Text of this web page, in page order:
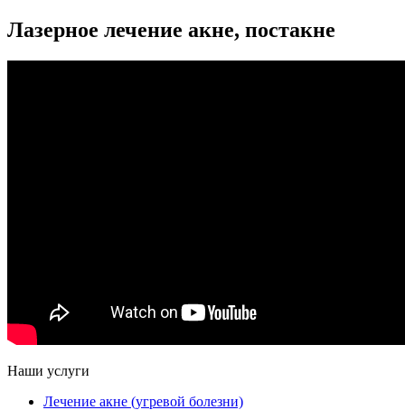
Лазерное лечение акне, постакне
Наши услуги
Лечение акне (угревой болезни)